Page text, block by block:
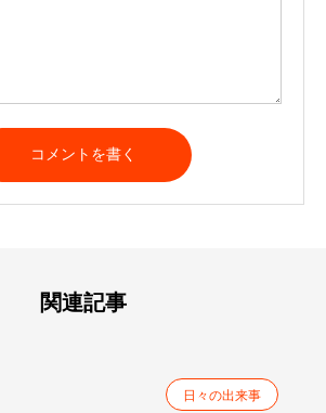
関連記事
日々の出来事